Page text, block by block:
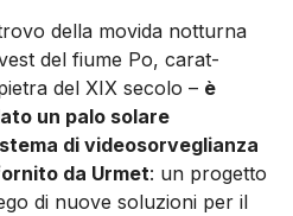
della movida notturna
del fiume Po, carat­
del XIX secolo – è
un palo solare
di videosorveglianza
da Urmet: un progetto
di nuove soluzioni per il